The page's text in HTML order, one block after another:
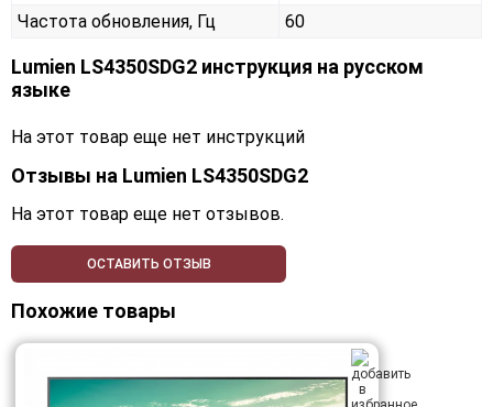
Частота обновления, Гц
60
Lumien LS4350SDG2 инструкция на русском
языке
На этот товар еще нет инструкций
Отзывы на Lumien LS4350SDG2
На этот товар еще нет отзывов.
ОСТАВИТЬ ОТЗЫВ
Похожие товары